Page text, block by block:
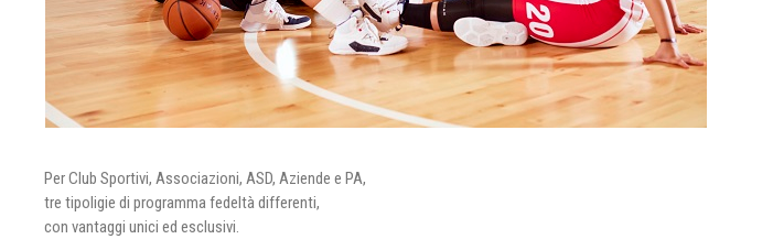
Per Club Sportivi, Associazioni, ASD, Aziende e PA,
tre tipoligie di programma fedeltà differenti,
con vantaggi unici ed esclusivi.